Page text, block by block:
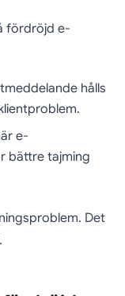
fördröjd e-
hålls
e-
bättre tajming
Det